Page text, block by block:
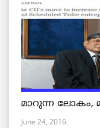
മാറുന്ന
June 24, 2016